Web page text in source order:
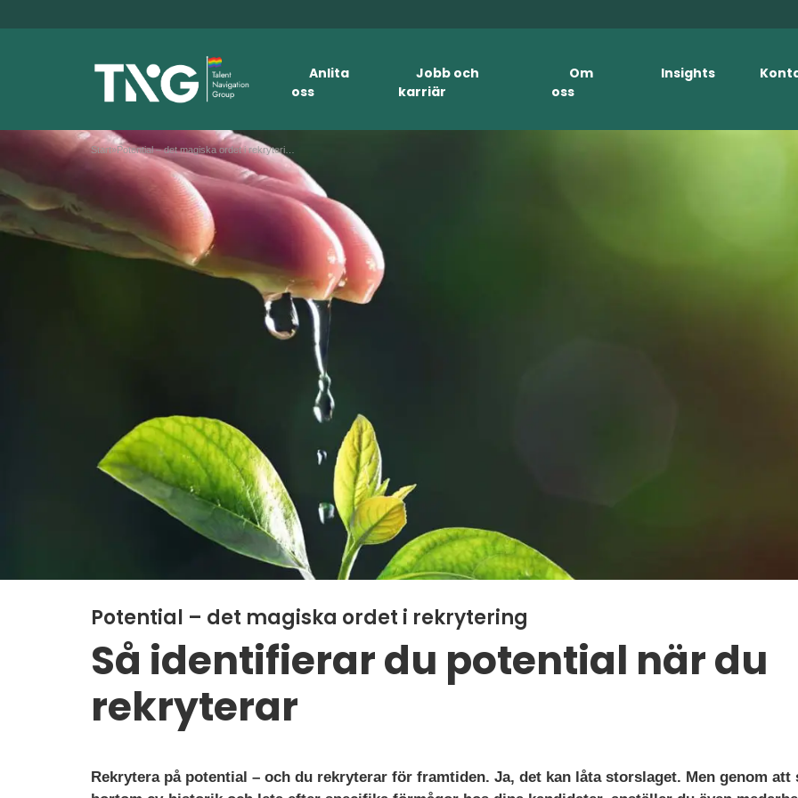
Anlita
oss
Jobb och
karriär
Om
oss
Insights
Start»
Potential – det magiska ordet i rekrytering
Så identifierar du potential när du
rekryterar
Rekrytera på potential – och du rekryterar för framtiden. Ja, det kan låta storslaget. Men genom att